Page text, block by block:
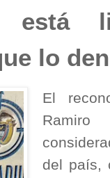
está
lo
El
del país,